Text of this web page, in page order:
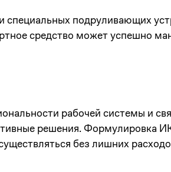
специальных подруливающих
средство может успешно
рабочей системы и
решения. Формулировка
без лишних